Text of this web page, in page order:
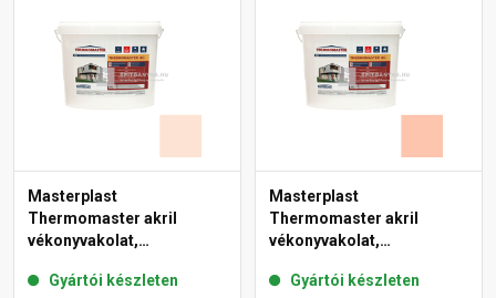
Masterplast
Thermomaster akril
vékonyvakolat,
15-F 25 kg
Gyártói készleten
Masterplast
Thermomaster akril
vékonyvakolat,
16-D 25 kg
Gyártói készleten